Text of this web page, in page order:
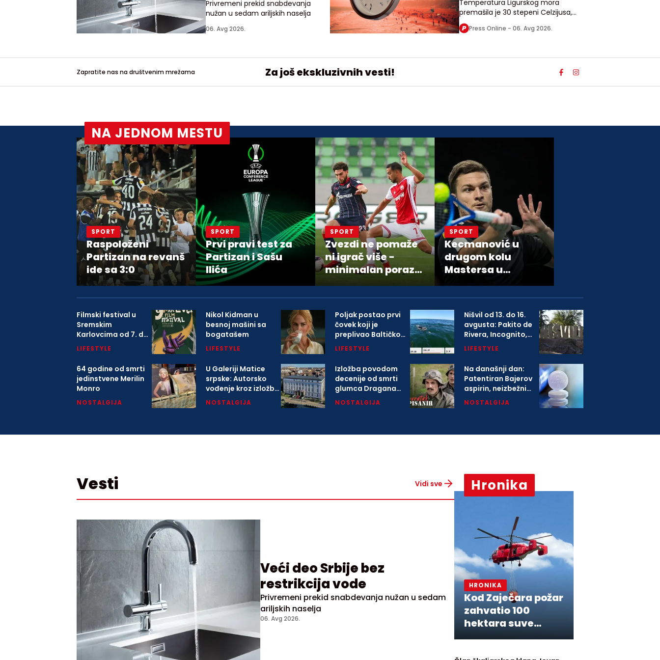
Privremeni prekid snabdevanja
nužan u sedam ariljskih naselja
06. Avg 2026.
Temperatura Ligurskog mora
premašila je 30 stepeni Celzijusa,
vrednost koju do sada nije zabeležila
Press Online - 06. Avg 2026.
Zapratite nas na društvenim mrežama Za još ekskluzivnih vesti!
NA JEDNOM MESTU
SPORT
Raspoloženi
Partizan na revanš
ide sa 3:0
SPORT
Prvi pravi test za
Partizan i Sašu
Ilića
SPORT
Zvezdi ne pomaže
ni igrač više -
minimalan poraz
od Hapoela
SPORT
Kecmanović u
drugom kolu
Mastersa u
Montrealu
Filmski festival u
Sremskim
Karlovcima od 7. do
9. avgusta
LIFESTYLE
Nikol Kidman u
besnoj mašini sa
bogatašem
LIFESTYLE
Poljak postao prvi
čovek koji je
preplivao Baltičko
more
LIFESTYLE
Nišvil od 13. do 16.
avgusta: Pakito de
Rivera, Incognito,
Boney M i više od
festivalu
LIFESTYLE
64 godine od smrti
jedinstvene Merilin
Monro
NOSTALGIJA
U Galeriji Matice
srpske: Autorsko
vođenje kroz izložbu
o Karlovačkoj
NOSTALGIJA
Izložba povodom
decenije od smrti
glumca Dragana
Nikolića
NOSTALGIJA
Na današnji dan:
Patentiran Bajerov
aspirin, neizbežni
deo svih kućnih
NOSTALGIJA
Vesti Vidi sve
Veći deo Srbije bez
restrikcija vode
Privremeni prekid snabdevanja nužan u sedam
ariljskih naselja
06. Avg 2026.
Hronika
HRONIKA
Kod Zaječara požar
zahvatio 100
hektara suve
trave i niskog